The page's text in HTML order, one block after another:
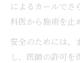
によるカールでさ
科医から施術を止
安全のためには、
し、医師の許可を